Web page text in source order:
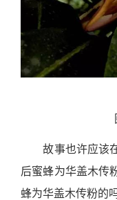
故事也许应该在
后蜜蜂为华盖木传
蜂为华盖木传粉的吗